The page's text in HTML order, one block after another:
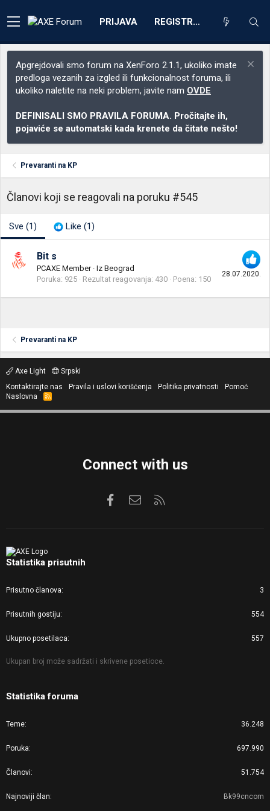
PRIJAVA REGISTRACIJA
Apgrejdovali smo forum na XenForo 2.1.1, ukoliko imate
predloga vezanih za izgled ili funkcionalnost foruma, ili
ukoliko naletite na neki problem, javite nam OVDE
DEFINISALI SMO PRAVILA FORUMA. Pročitajte ih,
pojaviće se automatski kada krenete da čitate nešto!
Prevaranti na KP
Članovi koji se reagovali na poruku #545
Sve (1) Like (1)
28.07.2020.
Bit s
PCAXE Member · Iz Beograd
Poruka 925 Rezultat reagovanja 430 Poena 150
Prevaranti na KP
Axe Light
Srpski
Kontaktirajte nas
Pravila i uslovi korišćenja Politika privatnosti
Pomoć
Naslovna
R
S
Connect with us
FacebookKontaktirajte nas
Statistika prisutnih
Prisutno članova 3
Prisutnih gostiju 554
Ukupno posetilaca 557
Ukupan broj može sadržati i skrivene posetioce.
Statistika foruma
Teme 36.248
Poruka 697.990
Članovi 51.754
Najnoviji član Bk99cncom